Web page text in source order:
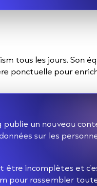
tous les jours. Son
ponctuelle pour
un nouveau
sur les
être incomplètes et
pour rassembler